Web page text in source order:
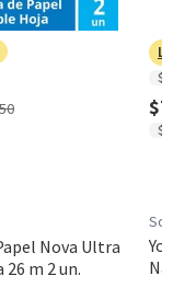
Nova Ultra
m 2 un.